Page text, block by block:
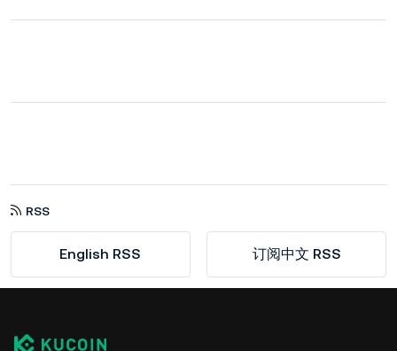
RSS
English RSS 订阅中文 RSS